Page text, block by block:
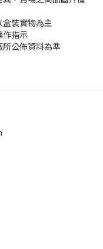
裝實物為主
作指示
公佈資料為準